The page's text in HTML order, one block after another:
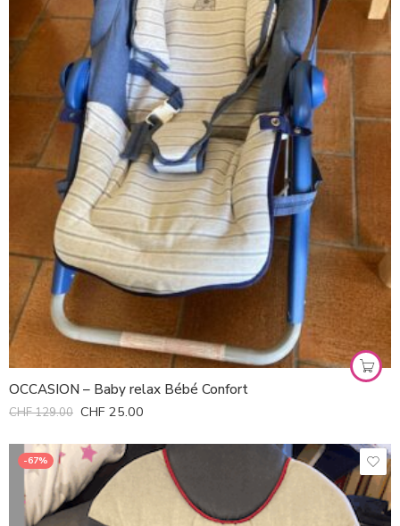
OCCASION – Baby relax Bébé Confort
CHF129.00 CHF 25.00
-67%